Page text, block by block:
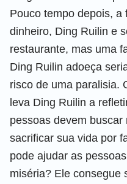
Pouco tempo depois,
dinheiro, Ding Ruilin e
restaurante, mas uma
Ding Ruilin adoeça
risco de uma paralisia.
leva Ding Ruilin a
pessoas devem buscar
sacrificar sua vida por
pode ajudar as
miséria? Ele consegue